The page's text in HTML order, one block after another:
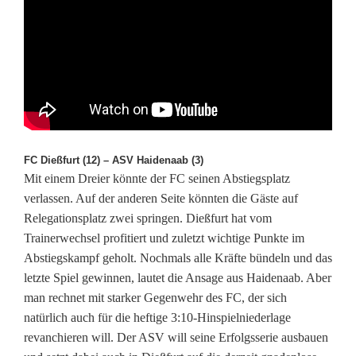
K
o
h
l
b
e
r
g
FC Dießfurt (12) – ASV Haidenaab (3)
Mit einem Dreier könnte der FC seinen Abstiegsplatz
verlassen. Auf der anderen Seite könnten die Gäste auf
Relegationsplatz zwei springen. Dießfurt hat vom
Trainerwechsel profitiert und zuletzt wichtige Punkte im
Abstiegskampf geholt. Nochmals alle Kräfte bündeln und das
letzte Spiel gewinnen, lautet die Ansage aus Haidenaab. Aber
man rechnet mit starker Gegenwehr des FC, der sich
natürlich auch für die heftige 3:10-Hinspielniederlage
revanchieren will. Der ASV will seine Erfolgsserie ausbauen